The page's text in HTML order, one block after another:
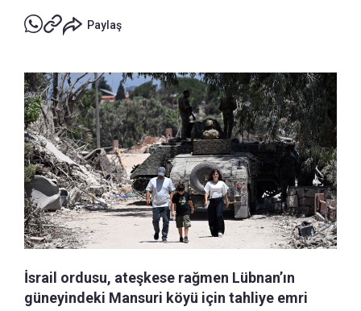
Paylaş
İsrail ordusu, ateşkese rağmen Lübnan’ın
güneyindeki Mansuri köyü için tahliye emri